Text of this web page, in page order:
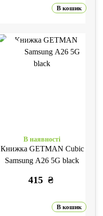
В кошик
В наявності
Книжка GETMAN Cubic
Samsung A26 5G black
415 ₴
В кошик